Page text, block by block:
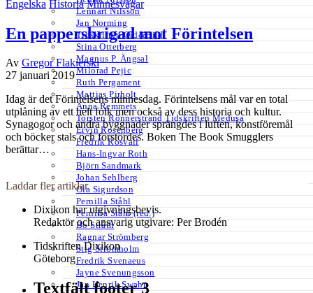
Lennart Nilsson
Jan Norming
Tidskriften Ord&Bild
Stina Otterberg
Magnus P. Ängsal
Milorad Pejic
Ruth Pergament
Mattias Pirholt
Anna Remmets
Torsten Rönnerstrand Tidskriften Medusa
Ervin Rosenberg
Fredrik Rosvall
Hans-Ingvar Roth
Björn Sandmark
Johan Sehlberg
Ola Sigurdson
Pernilla Ståhl
Pernilla Ståhl (red.)
Bo Stråth
Ragnar Strömberg
Stig Strömholm
Fredrik Svenaeus
Jayne Svenungsson
Jan Henrik Swahn
Engelska Historia Minnesvägar
En pappersbrigad mot Förintelsen
Av Gregor Flakierski
27 januari 2019
Idag är det Förintelsens minnesdag. Förintelsens mål var en total
utplåning av ett helt folk men också av dess historia och kultur.
Synagogor och andra byggnader sprängdes i luften, konstföremål
och böcker stals och förstördes. Boken The Book Smugglers
berättar…
Laddar fler artiklar
Dixikon har utgivningsbevis.
Redaktör och ansvarig utgivare: Per Brodén
Tidskriften Dixikon
Göteborg
Textfält footer 3